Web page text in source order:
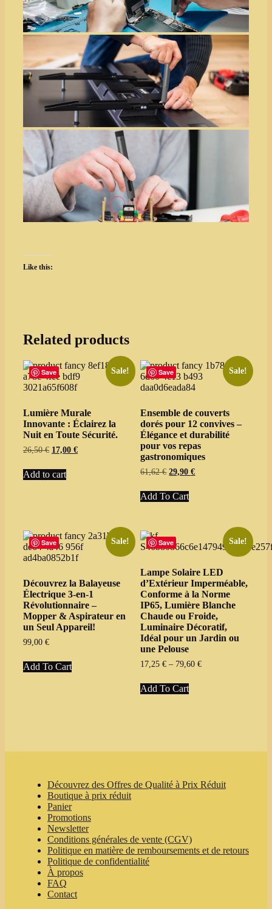
Like this:
Related products
Save Sale!
Lumière Murale
Innovante : Éclairez la
Nuit en Toute Sécurité.
26,50€ Original
was:
26,50 €.
17,00 €Current
Add to cart
Save Sale!
Ensemble de couverts
dorés pour 12 convives –
Élégance et durabilité
pour vos repas
gastronomiques
61,62€ Original
was:
61,62 €.
29,90€Current
Add To Cartproduct
options
be
chosen
on
the
product
page
Save Sale!
Découvrez la Balayeuse
Électrique 3-en-1
Révolutionnaire –
Mopper & Aspirateur en
un Seul Appareil!
99,00 €
Add To Cartproduct
chosen
product
page
Save Sale!
Lampe Solaire LED
d’Extérieur Imperméable,
Conforme à la Norme
IP65, Lumière Blanche
Chaude ou Froide,
Luminaire Décoratif,
Idéal pour un Jardin ou
une Pelouse
17,25€ – 79,60€Price
Add To Cartproduct
may
on
Découvrez des Offres de Qualité à Prix Réduit
Boutique à prix réduit
Panier
Promotions
Newsletter
Conditions générales de vente (CGV)
Politique en matière de remboursements et de retours
Politique de confidentialité
À propos
FAQ
Contact